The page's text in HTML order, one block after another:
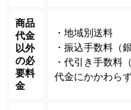
商品
代金
以外
の必
要料
金
・地域別送料
・振込手数料（
・代引き手数料
代金にかかわら